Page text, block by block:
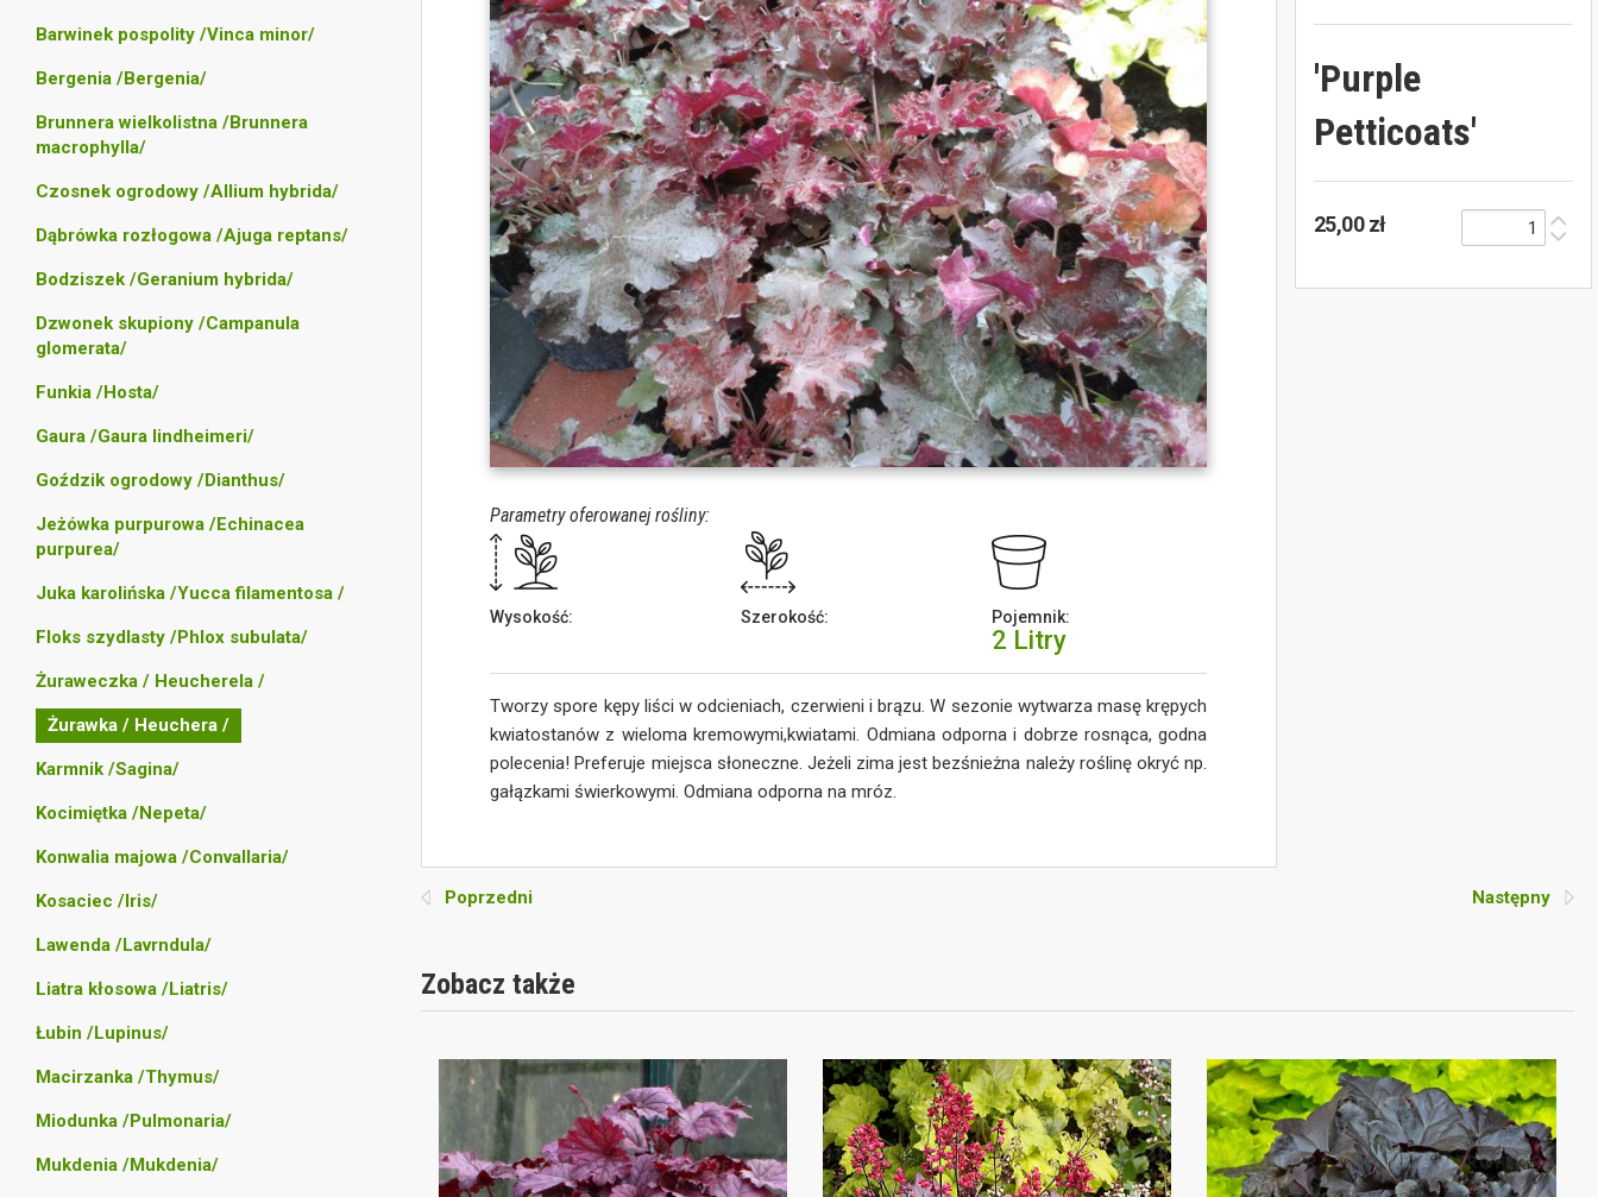
Barwinek pospolity /Vinca minor/
Bergenia /Bergenia/
Brunnera wielkolistna /Brunnera
macrophylla/
Czosnek ogrodowy /Allium hybrida/
Dąbrówka rozłogowa /Ajuga reptans/
Bodziszek /Geranium hybrida/
Dzwonek skupiony /Campanula
glomerata/
Funkia /Hosta/
Gaura /Gaura lindheimeri/
Goździk ogrodowy /Dianthus/
Jeżówka purpurowa /Echinacea
purpurea/
Juka karolińska /Yucca filamentosa /
Floks szydlasty /Phlox subulata/
Żuraweczka / Heucherela /
Żurawka / Heuchera /
Karmnik /Sagina/
Kocimiętka /Nepeta/
Konwalia majowa /Convallaria/
Kosaciec /Iris/
Lawenda /Lavrndula/
Liatra kłosowa /Liatris/
Łubin /Lupinus/
Macirzanka /Thymus/
Miodunka /Pulmonaria/
Mukdenia /Mukdenia/
Parametry oferowanej rośliny:
Wysokość: Szerokość: Pojemnik:
2 Litry
Tworzy spore kępy liści w odcieniach, czerwieni i brązu. W sezonie wytwarza masę krępych
kwiatostanów z wieloma kremowymi,kwiatami. Odmiana odporna i dobrze rosnąca, godna
polecenia! Preferuje miejsca słoneczne. Jeżeli zima jest bezśnieżna należy roślinę okryć np.
gałązkami świerkowymi. Odmiana odporna na mróz.
'Purple
Petticoats'
25,00 zł
Poprzedni Następny
Zobacz także